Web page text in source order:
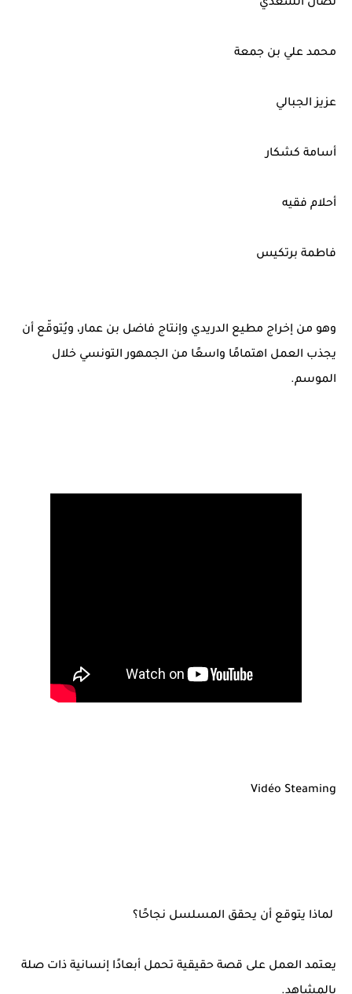
نضال السعدي
محمد علي بن جمعة
عزيز الجبالي
أسامة كشكار
أحلام فقيه
فاطمة برتكيس
وهو من إخراج مطيع الدريدي وإنتاج فاضل بن عمار، ويُتوقّع أن
يجذب العمل اهتمامًا واسعًا من الجمهور التونسي خلال
الموسم.
Vidéo Steaming
لماذا يتوقع أن يحقق المسلسل نجاحًا؟
يعتمد العمل على قصة حقيقية تحمل أبعادًا إنسانية ذات صلة